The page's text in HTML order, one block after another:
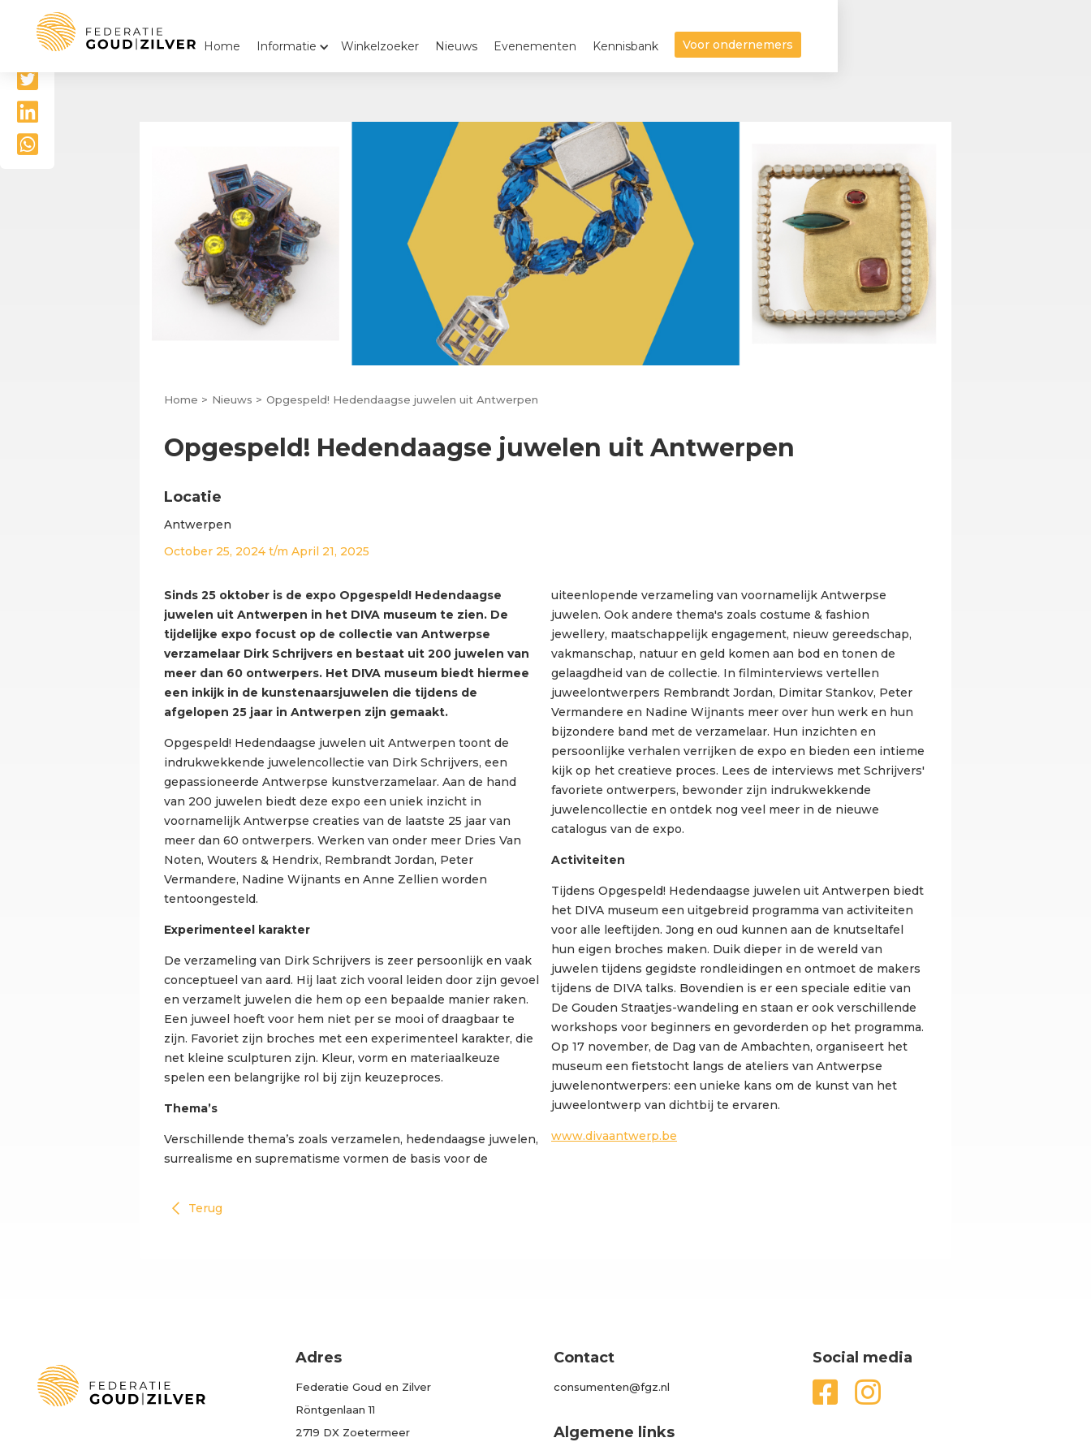
Home Informatie Winkelzoeker Nieuws Evenementen Kennisbank Voor ondernemers
Delen




Home > Nieuws > Opgespeld! Hedendaagse juwelen uit Antwerpen
Opgespeld! Hedendaagse juwelen uit Antwerpen
Locatie
Antwerpen
October 25, 2024 t/m April 21, 2025
Sinds 25 oktober is de expo Opgespeld! Hedendaagse
juwelen uit Antwerpen in het DIVA museum te zien. De
tijdelijke expo focust op de collectie van Antwerpse
verzamelaar Dirk Schrijvers en bestaat uit 200 juwelen van
meer dan 60 ontwerpers. Het DIVA museum biedt hiermee
een inkijk in de kunstenaarsjuwelen die tijdens de
afgelopen 25 jaar in Antwerpen zijn gemaakt.
Opgespeld! Hedendaagse juwelen uit Antwerpen toont de
indrukwekkende juwelencollectie van Dirk Schrijvers, een
gepassioneerde Antwerpse kunstverzamelaar. Aan de hand
van 200 juwelen biedt deze expo een uniek inzicht in
voornamelijk Antwerpse creaties van de laatste 25 jaar van
meer dan 60 ontwerpers. Werken van onder meer Dries Van
Noten, Wouters & Hendrix, Rembrandt Jordan, Peter
Vermandere, Nadine Wijnants en Anne Zellien worden
tentoongesteld.
Experimenteel karakter
De verzameling van Dirk Schrijvers is zeer persoonlijk en vaak
conceptueel van aard. Hij laat zich vooral leiden door zijn gevoel
en verzamelt juwelen die hem op een bepaalde manier raken.
Een juweel hoeft voor hem niet per se mooi of draagbaar te
zijn. Favoriet zijn broches met een experimenteel karakter, die
net kleine sculpturen zijn. Kleur, vorm en materiaalkeuze
spelen een belangrijke rol bij zijn keuzeproces.
Thema’s
Verschillende thema’s zoals verzamelen, hedendaagse juwelen,
surrealisme en suprematisme vormen de basis voor de
uiteenlopende verzameling van voornamelijk Antwerpse
juwelen. Ook andere thema's zoals costume & fashion
jewellery, maatschappelijk engagement, nieuw gereedschap,
vakmanschap, natuur en geld komen aan bod en tonen de
gelaagdheid van de collectie. In filminterviews vertellen
juweelontwerpers Rembrandt Jordan, Dimitar Stankov, Peter
Vermandere en Nadine Wijnants meer over hun werk en hun
bijzondere band met de verzamelaar. Hun inzichten en
persoonlijke verhalen verrijken de expo en bieden een intieme
kijk op het creatieve proces. Lees de interviews met Schrijvers'
favoriete ontwerpers, bewonder zijn indrukwekkende
juwelencollectie en ontdek nog veel meer in de nieuwe
catalogus van de expo.
Activiteiten
Tijdens Opgespeld! Hedendaagse juwelen uit Antwerpen biedt
het DIVA museum een uitgebreid programma van activiteiten
voor alle leeftijden. Jong en oud kunnen aan de knutseltafel
hun eigen broches maken. Duik dieper in de wereld van
juwelen tijdens gegidste rondleidingen en ontmoet de makers
tijdens de DIVA talks. Bovendien is er een speciale editie van
De Gouden Straatjes-wandeling en staan er ook verschillende
workshops voor beginners en gevorderden op het programma.
Op 17 november, de Dag van de Ambachten, organiseert het
museum een fietstocht langs de ateliers van Antwerpse
juwelenontwerpers: een unieke kans om de kunst van het
juweelontwerp van dichtbij te ervaren.
www.divaantwerp.be
Terug
Adres
Federatie Goud en Zilver
Röntgenlaan 11
2719 DX Zoetermeer
Contact
consumenten@fgz.nl
Algemene links
Social media
 